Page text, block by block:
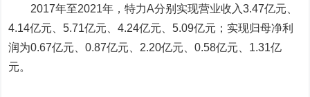
2017年至2021年，特力A分别实现营业收入3.47亿元、
4.14亿元、5.71亿元、4.24亿元、5.09亿元；实现归母净利
润为0.67亿元、0.87亿元、2.20亿元、0.58亿元、1.31亿
元。